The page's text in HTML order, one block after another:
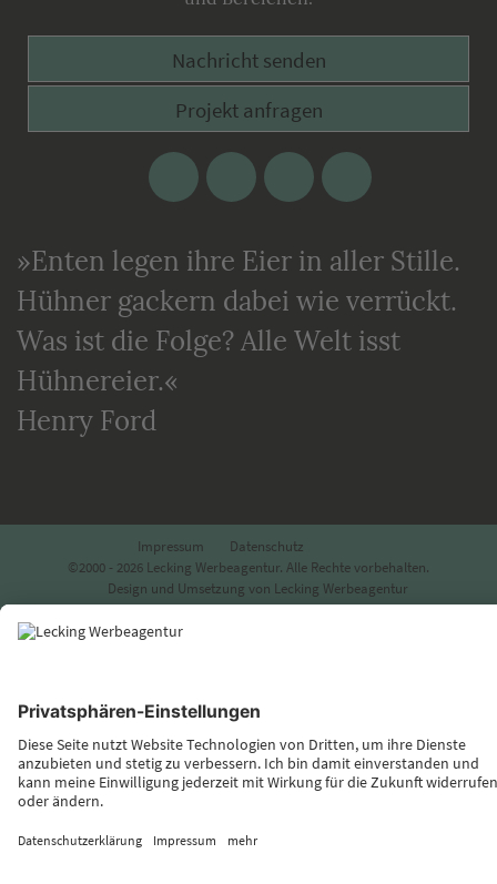
Nachricht senden
Projekt anfragen
Facebook Google
Plus
Twitter Xing
»Enten legen ihre Eier in aller Stille.
Hühner gackern dabei wie verrückt.
Was ist die Folge? Alle Welt isst
Hühnereier.«
Henry Ford
Impressum
Datenschutz
©2000 - 2026 Lecking Werbeagentur. Alle Rechte vorbehalten.
Design und Umsetzung von Lecking Werbeagentur